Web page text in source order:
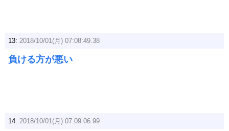
13: 2018/10/01(月) 07:08:49.38
負ける方が悪い
14: 2018/10/01(月) 07:09:06.99